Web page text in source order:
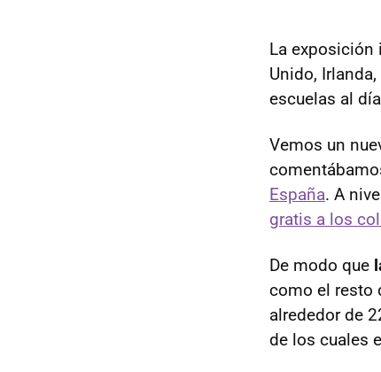
La exposición
Unido,
escuelas al
Vemos un
España. A
gratis a los
De modo que
como el resto
alrededor de
de los cuales